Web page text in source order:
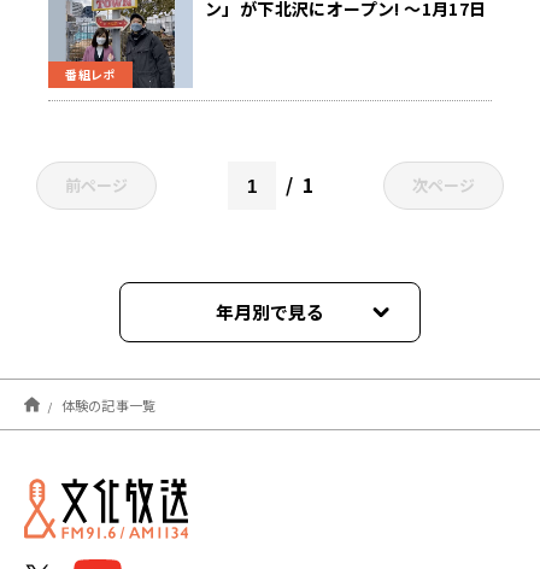
番組レポ
ン」が下北沢にオープン! ～1月17日
前ページ 1 次ページ
年月別で見る
2025年04月
2022年02月
2022年01月
体験の記事一覧